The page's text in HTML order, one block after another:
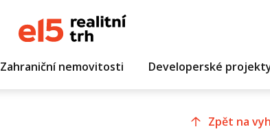
Zahraniční nemovitosti Developerské
Zpět na